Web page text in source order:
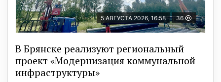
5 АВГУСТА 2026, 16:58 36
В Брянске реализуют региональный
проект «Модернизация коммунальной
инфраструктуры»